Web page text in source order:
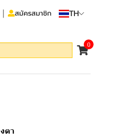
สมัครสมาชิก TH
0
ตา